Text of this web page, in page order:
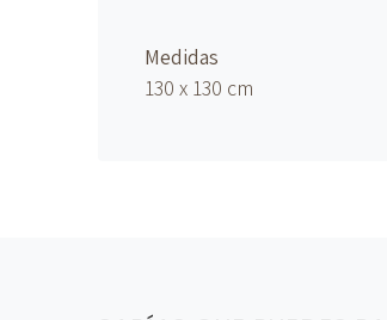
Medidas
130 x 130 cm